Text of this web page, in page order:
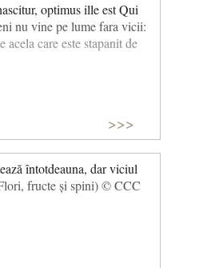
optimus ille est Qui
nu vine pe lume fara vicii:
acela care este stapanit de
>>>
întotdeauna, dar viciul
fructe și spini) © CCC